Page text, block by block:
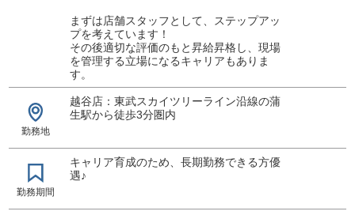
まずは店舗スタッフとして、ステップアッ
プを考えています！
その後適切な評価のもと昇給昇格し、現場
を管理する立場になるキャリアもありま
す。
勤務地
越谷店：東武スカイツリーライン沿線の蒲
生駅から徒歩3分圏内
勤務期間
キャリア育成のため、長期勤務できる方優
遇♪